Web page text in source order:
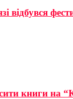
відбувся
книги на